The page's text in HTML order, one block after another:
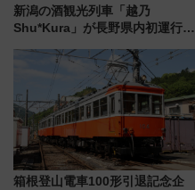
新潟の酒観光列車「越乃
Shu*Kura」が長野県内初運行！
箱根登山電車100形引退記念企